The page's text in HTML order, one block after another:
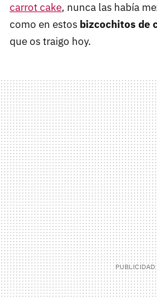
carrot cake, nunca las había
como en estos bizcochitos de
que os traigo hoy.